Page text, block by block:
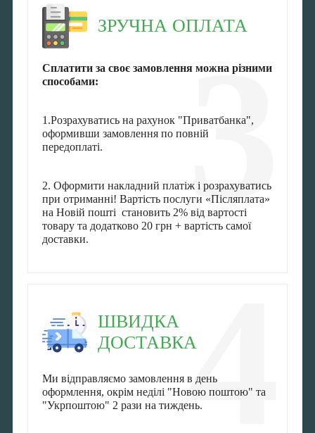
3
ЗРУЧНА ОПЛАТА
Сплатити за своє замовлення можна різними
способами:
1.Розрахуватись на рахунок "Приватбанка",
оформивши замовлення по повній
передоплаті.
2. Оформити накладний платіж і розрахуватись
при отриманні! Вартість послуги «Післяплата»
на Новій пошті становить 2% від вартості
товару та додатково 20 грн + вартість самої
доставки.
4
ШВИДКА
ДОСТАВКА
Ми відправляємо замовлення в день
оформлення, окрім неділі "Новою поштою" та
"Укрпоштою" 2 рази на тиждень.